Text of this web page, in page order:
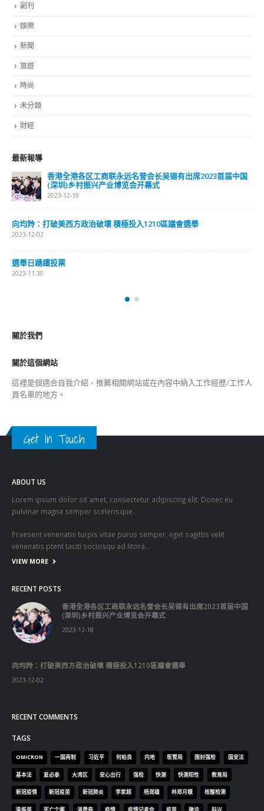
副刊
娛樂
新聞
旅遊
時尚
未分類
財經
最新報導
香港全港各区工商联永远名誉会长吴锡有出席2023首届中国
(深圳)乡村振兴产业博览会开幕式
2023-12-18
向均羚：打破美西方政治破壞 積極投入1210區議會選舉
2023-12-02
選舉日踴躍投票
2023-11-30
關於我們
關於這個網站
這裡是個適合自我介紹、推薦相關網站或在內容中納入工作經歷/工作人
員名單的地方。
Get In Touch
ABOUT US
Lorem ipsum dolor sit amet, consectetur adipiscing elit. Donec eu
pulvinar magna semper scelerisque.
Praesent venenatis turpis vitae purus semper, eget sagittis velit
venenatis ptent taciti sociosqu ad litora…
VIEW MORE
RECENT POSTS
香港全港各区工商联永远名誉会长吴锡有出席2023首届中国
(深圳)乡村振兴产业博览会开幕式
2023-12-18
向均羚：打破美西方政治破壞 積極投入1210區議會選舉
2023-12-02
RECENT COMMENTS
TAGS
OMICRON 一国两制 习近平 何柏良 内地 医管局 围封强检 国安法
基本法 复必泰 大湾区 安心出行 强检 快测 快测阳性 教育局
新冠疫情 新冠疫苗 新冠肺炎 李家超 杨润雄 林郑月娥 核酸检测